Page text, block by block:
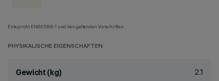
Entspricht EN60598-1 und den geltenden Vorschriften.
PHYSIKALISCHE EIGENSCHAFTEN
Gewicht (kg) 2.1